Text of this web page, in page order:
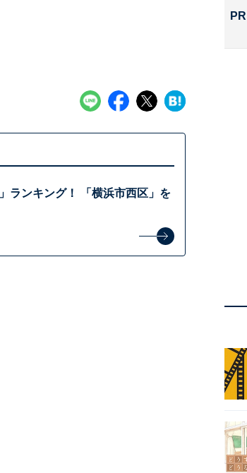
ランキング！ 「横浜市西区」を
PR